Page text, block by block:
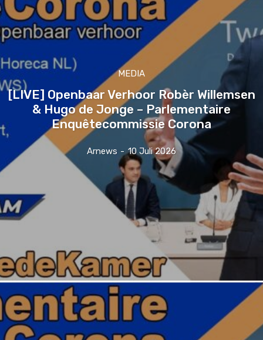
MEDIA
[LIVE] Openbaar Verhoor Robèr Willemsen
& Hugo de Jonge – Parlementaire
Enquêtecommissie Corona
Arnews - 10 Juli 2026